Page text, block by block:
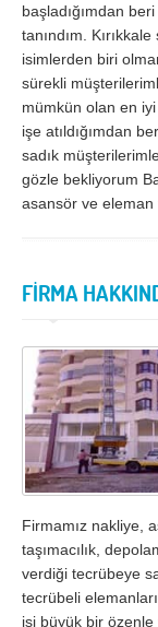
İzmir
Karabük
Kars
Kırklareli
Malatya
Mardin
Muğla
Nevşehir
Ordu
Samsun
Sinop
başladığımdan
tanındım.
isimlerden biri
sürekli
mümkün olan en iyi
işe atıldığımdan
sadık
gözle bekliyorum
asansör ve eleman
FİRMA
Firmamız nakliye,
taşımacılık,
verdiği tecrübeye
tecrübeli
işi büyük bir özenle